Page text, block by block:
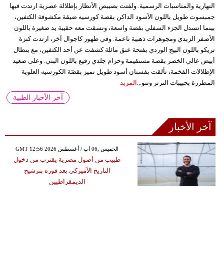
النهارية والمناسبات الرسمية. ولفتت بصيبص الأنظار بإطلالة عصرية ارتدت فيها
جمبسوت طويل باللون الأسود الداكن بقصة كورسيه ضيقة مكشوفة الكتفين،
بينما انسدل الجزء السفلي بقصة واسعة، ونسقت معه حقيبة يد صغيرة باللون
الأصفر الزبدي ومجوهرات ذهبية ناعمة. وفي ظهور كاجوال آخر، ارتدت كنزة
تريكو باللون البيج الوردي بفتحة عنق مائلة كشفت عن أحد الكتفين، مع بنطال
أبيض عالي الخصر بقصة مستقيمة وحزام جلدي رفيع باللون البني. وعلى صعيد
الإطلالات الفخمة، تألقت بفستان أسود طويل تميز بقصّة الكورسيه العلوية
المطرزة بحبيبات الترتر وتنو... المزيد
آخر الأخبار الطبية
آخر الأخبار
GMT 12:56 2026 الخميس ,06 آب / أغسطس
طبيب من أصول مصرية يقترب من دخول
التاريخ الأميركي بعد فوزه بترشيح
الديمقراطيين